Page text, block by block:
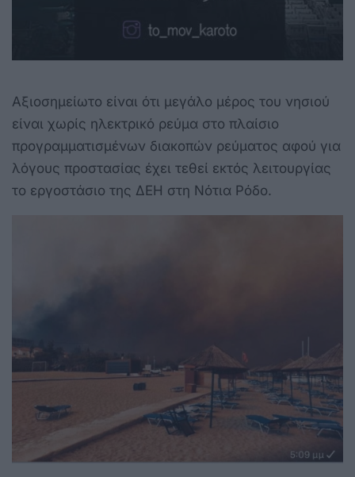
Αξιοσημείωτο είναι ότι μεγάλο μέρος του νησιού
είναι χωρίς ηλεκτρικό ρεύμα στο πλαίσιο
προγραμματισμένων διακοπών ρεύματος αφού για
λόγους προστασίας έχει τεθεί εκτός λειτουργίας
το εργοστάσιο της ΔΕΗ στη Νότια Ρόδο.